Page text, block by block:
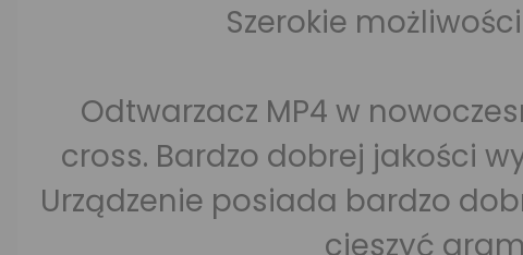
Szerokie
Odtwarzacz MP4 w
cross. Bardzo dobrej jakości
Urządzenie posiada bardzo
cieszyć